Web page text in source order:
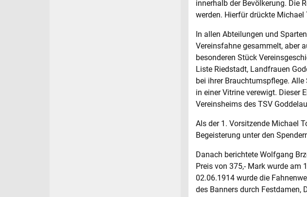
innerhalb der Bevölkerung. Die
werden. Hierfür drückte
In allen Abteilungen und
Vereinsfahne gesammelt, aber
besonderen Stück
Liste Riedstadt, Landfrauen
bei ihrer Brauchtumspflege.
in einer Vitrine verewigt. Dieser
Vereinsheims des TSV
Als der 1. Vorsitzende Michael
Begeisterung unter den
Danach berichtete Wolfgang
Preis von 375,- Mark wurde am
02.06.1914 wurde die
des Banners durch Festdamen,